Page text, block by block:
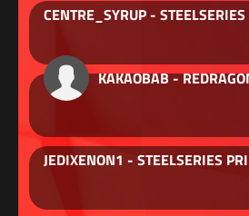
CENTRE_SYRUP -
KAKAOBAB -
JEDIXENON1 - STEELSERIES